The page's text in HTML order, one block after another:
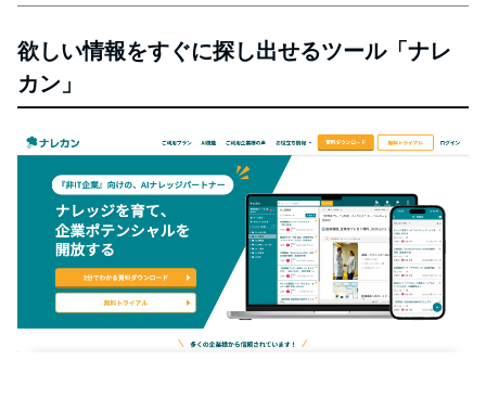
欲しい情報をすぐに探し出せるツール「ナレ
カン」